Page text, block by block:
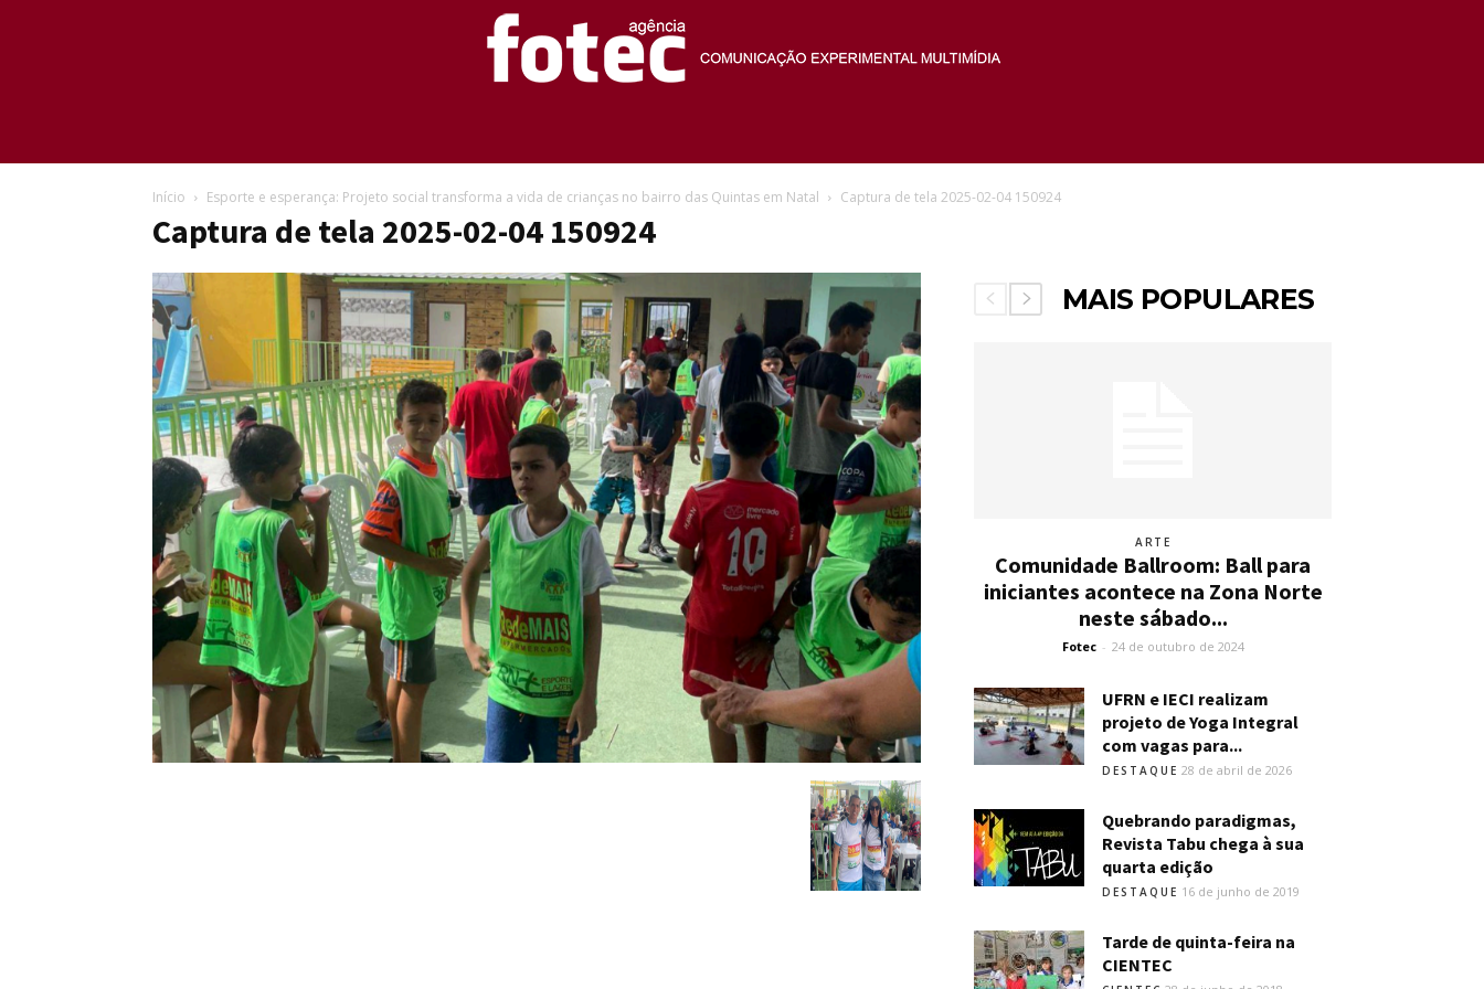
Fotec
Início Esporte e esperança: Projeto social transforma a vida de crianças no bairro das Quintas em Natal Captura de tela 2025-02-04 150924
Captura de tela 2025-02-04 150924
MAIS POPULARES
ARTE
Comunidade Ballroom: Ball para
iniciantes acontece na Zona Norte
neste sábado...
Fotec - 24 de outubro de 2024
UFRN e IECI realizam
projeto de Yoga Integral
com vagas para...
DESTAQUE 28 de abril de 2026
Quebrando paradigmas,
Revista Tabu chega à sua
quarta edição
DESTAQUE 16 de junho de 2019
Tarde de quinta-feira na
CIENTEC